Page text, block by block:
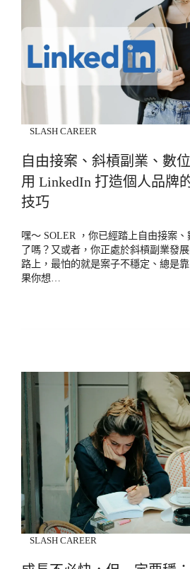
SLASH CAREER
自由接案、斜槓副業、數
用 LinkedIn 打造個人品牌
技巧
嘿～ SOLER ，你已經踏上自由接案
了嗎？又或者，你正處於斜槓副業發
路上，最怕的就是案子不穩定、總是
果你想…
SLASH CAREER